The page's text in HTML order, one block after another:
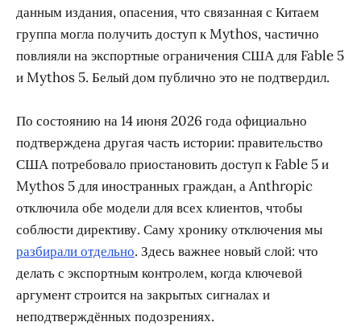
данным издания, опасения, что связанная с Китаем
группа могла получить доступ к Mythos, частично
повлияли на экспортные ограничения США для Fable 5
и Mythos 5. Белый дом публично это не подтвердил.
По состоянию на 14 июня 2026 года официально
подтверждена другая часть истории: правительство
США потребовало приостановить доступ к Fable 5 и
Mythos 5 для иностранных граждан, а Anthropic
отключила обе модели для всех клиентов, чтобы
соблюсти директиву. Саму хронику отключения мы
разбирали отдельно. Здесь важнее новый слой: что
делать с экспортным контролем, когда ключевой
аргумент строится на закрытых сигналах и
неподтверждённых подозрениях.